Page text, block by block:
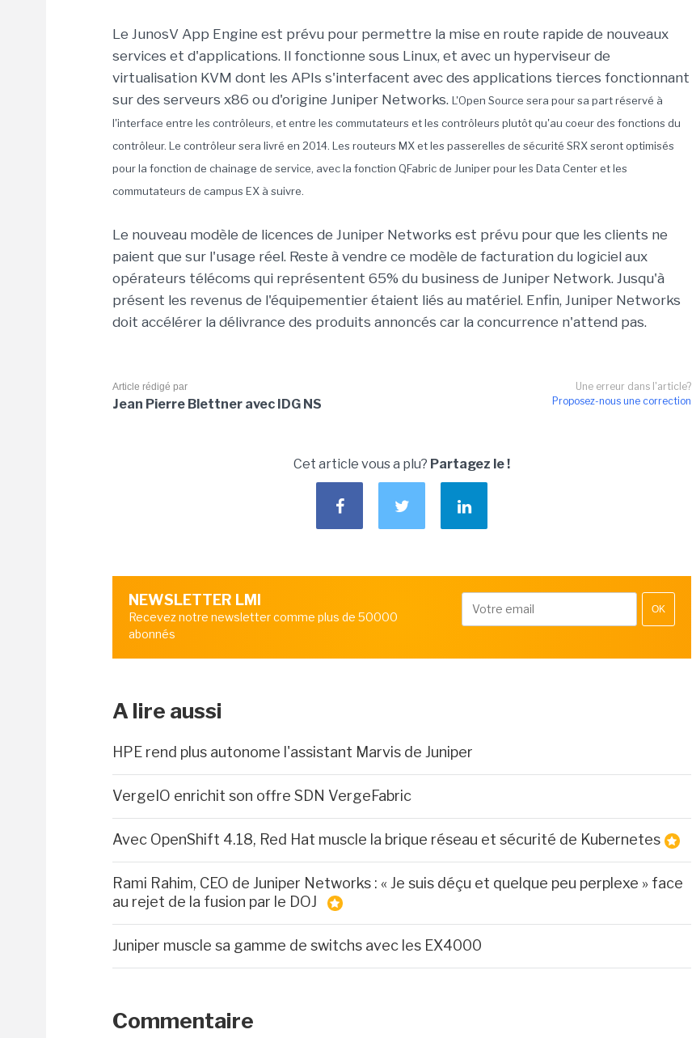
Le JunosV App Engine est prévu pour permettre la mise en route rapide de nouveaux
services et d'applications. Il fonctionne sous Linux, et avec un hyperviseur de
virtualisation KVM dont les APIs s'interfacent avec des applications tierces fonctionnant
sur des serveurs x86 ou d'origine Juniper Networks. L'Open Source sera pour sa part réservé à
l'interface entre les contrôleurs, et entre les commutateurs et les contrôleurs plutôt qu'au coeur des fonctions du
contrôleur. Le contrôleur sera livré en 2014. Les routeurs MX et les passerelles de sécurité SRX seront optimisés
pour la fonction de chainage de service, avec la fonction QFabric de Juniper pour les Data Center et les
commutateurs de campus EX à suivre.
Le nouveau modèle de licences de Juniper Networks est prévu pour que les clients ne
paient que sur l'usage réel. Reste à vendre ce modèle de facturation du logiciel aux
opérateurs télécoms qui représentent 65% du business de Juniper Network. Jusqu'à
présent les revenus de l'équipementier étaient liés au matériel. Enfin, Juniper Networks
doit accélérer la délivrance des produits annoncés car la concurrence n'attend pas.
Une erreur dans l'article?
Proposez-nous une correction
Article rédigé par
Jean Pierre Blettner avec IDG NS
Cet article vous a plu? Partagez le !
NEWSLETTER LMI
Recevez notre newsletter comme plus de 50000
abonnés
OK
A lire aussi
HPE rend plus autonome l'assistant Marvis de Juniper
VergeIO enrichit son offre SDN VergeFabric
Avec OpenShift 4.18, Red Hat muscle la brique réseau et sécurité de Kubernetes
Rami Rahim, CEO de Juniper Networks : « Je suis déçu et quelque peu perplexe » face
au rejet de la fusion par le DOJ
Juniper muscle sa gamme de switchs avec les EX4000
Commentaire